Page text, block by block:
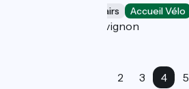
Bicycle rentals/ repairs Accueil Vélo
Morières-lès-Avignon
2 3 4 5